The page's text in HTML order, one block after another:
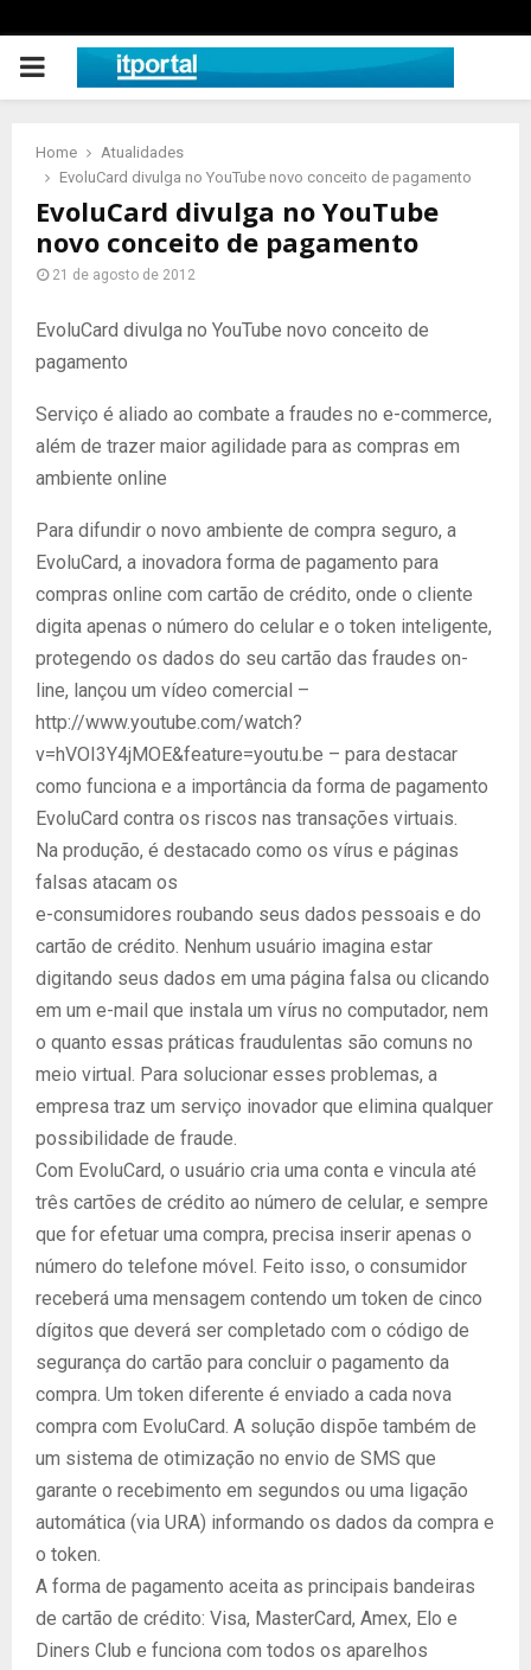
PRIMARY
Home
Atualidades
EvoluCard divulga no YouTube novo conceito de pagamento
EvoluCard divulga no YouTube
novo conceito de pagamento
21 de agosto de 2012
EvoluCard divulga no YouTube novo conceito de
pagamento
Serviço é aliado ao combate a fraudes no e-commerce,
além de trazer maior agilidade para as compras em
ambiente online
Para difundir o novo ambiente de compra seguro, a
EvoluCard, a inovadora forma de pagamento para
compras online com cartão de crédito, onde o cliente
digita apenas o número do celular e o token inteligente,
protegendo os dados do seu cartão das fraudes on-
line, lançou um vídeo comercial –
http://www.youtube.com/watch?
v=hVOI3Y4jMOE&feature=youtu.be – para destacar
como funciona e a importância da forma de pagamento
EvoluCard contra os riscos nas transações virtuais.
Na produção, é destacado como os vírus e páginas
falsas atacam os
e-consumidores roubando seus dados pessoais e do
cartão de crédito. Nenhum usuário imagina estar
digitando seus dados em uma página falsa ou clicando
em um e-mail que instala um vírus no computador, nem
o quanto essas práticas fraudulentas são comuns no
meio virtual. Para solucionar esses problemas, a
empresa traz um serviço inovador que elimina qualquer
possibilidade de fraude.
Com EvoluCard, o usuário cria uma conta e vincula até
três cartões de crédito ao número de celular, e sempre
que for efetuar uma compra, precisa inserir apenas o
número do telefone móvel. Feito isso, o consumidor
receberá uma mensagem contendo um token de cinco
dígitos que deverá ser completado com o código de
segurança do cartão para concluir o pagamento da
compra. Um token diferente é enviado a cada nova
compra com EvoluCard. A solução dispõe também de
um sistema de otimização no envio de SMS que
garante o recebimento em segundos ou uma ligação
automática (via URA) informando os dados da compra e
o token.
A forma de pagamento aceita as principais bandeiras
de cartão de crédito: Visa, MasterCard, Amex, Elo e
Diners Club e funciona com todos os aparelhos